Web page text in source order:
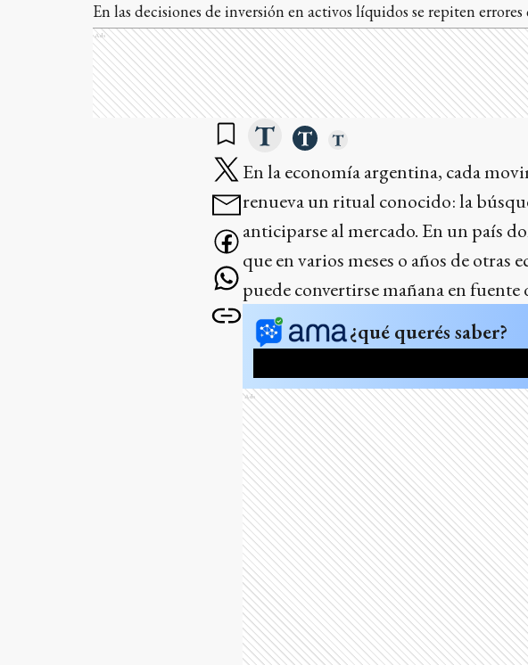
En las decisiones de inversión en activos líquidos se repiten
Ads
En la economía argentina, cada
renueva un ritual conocido: la
anticiparse al mercado. En un país
que en varios meses o años de otras
puede convertirse mañana en fuente
¿qué querés saber?
Ads